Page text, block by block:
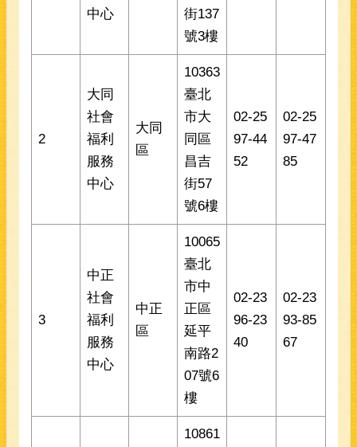
中心
街137
號3樓
2
大同
社會
福利
服務
中心
大同
區
10363
臺北
市大
同區
昌吉
街57
號6樓
02-25
97-44
52
02-25
97-47
85
3
中正
社會
福利
服務
中心
中正
區
10065
臺北
市中
正區
延平
南路2
07號6
樓
02-23
96-23
40
02-23
93-85
67
10861